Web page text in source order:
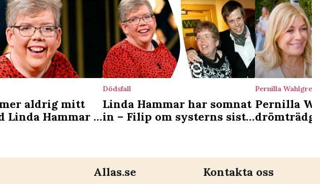
aldrig mitt
Linda Hammar –
Dödsfall
Linda Hammar har somnat
in – Filip om systerns sista
Pernilla Wahlgren
Pernilla
Allas.se Kontakta oss